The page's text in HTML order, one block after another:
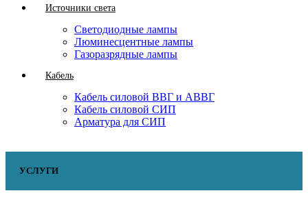
Источники света
Светодиодные лампы
Люминесцентные лампы
Газоразрядные лампы
Кабель
Кабель силовой ВВГ и АВВГ
Кабель силовой СИП
Арматура для СИП
УСЛУГИ